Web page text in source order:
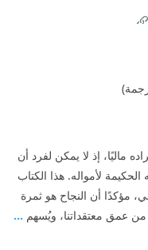
ماليًا، إذ لا يمكن لفرد أن
لأمواله. هذا الكتاب
مؤكدًا أن النجاح هو ثمرة
من عمق معتقداتنا، ويُسهم ...